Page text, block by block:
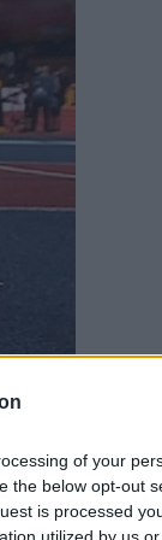
of your
the below opt-out
is processed
utilized by us